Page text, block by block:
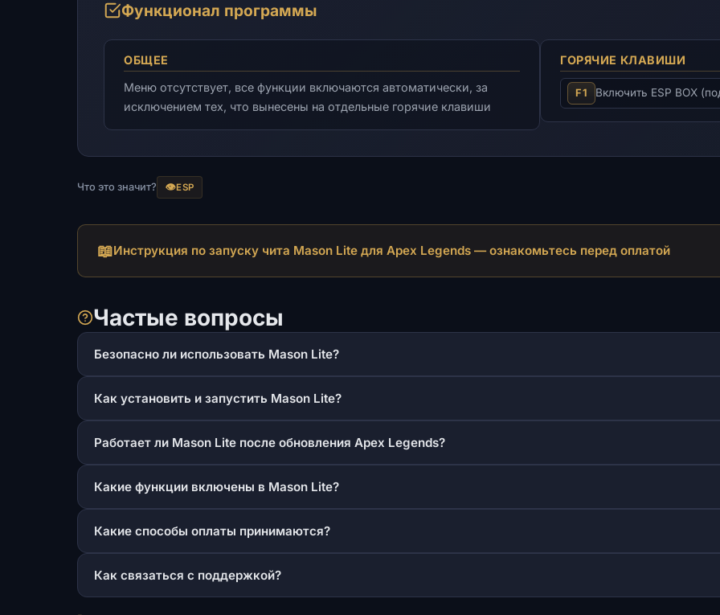
Функционал программы
ОБЩЕЕ
Меню отсутствует, все функции включаются автоматически, за
исключением тех, что вынесены на отдельные горячие клавиши
ГОРЯЧИЕ КЛАВИШИ
F1 Включить ESP BOX
Что это значит? 👁️ESP
📖Инструкция по запуску чита Mason Lite для Apex Legends — ознакомьтесь перед оплатой
Частые вопросы
Безопасно ли использовать Mason Lite?
Как установить и запустить Mason Lite?
Работает ли Mason Lite после обновления Apex Legends?
Какие функции включены в Mason Lite?
Какие способы оплаты принимаются?
Как связаться с поддержкой?